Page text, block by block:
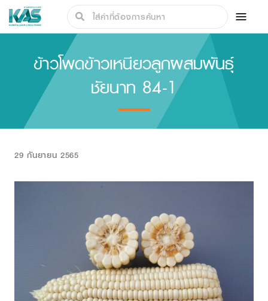
ข้าวโพดข้าวเหนียวลูกผสมพันธุ์
ชัยนาท 84-1
29 กันยายน 2565